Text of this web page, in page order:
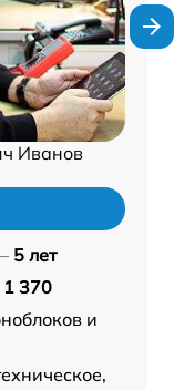
Иванов
5 лет
1 370
и